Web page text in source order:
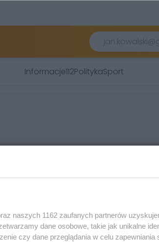
Informacje112PolitykaSport
naszych 1162 zaufanych partnerów
dane osobowe, takie jak unikalne
czy dane przeglądania w celu